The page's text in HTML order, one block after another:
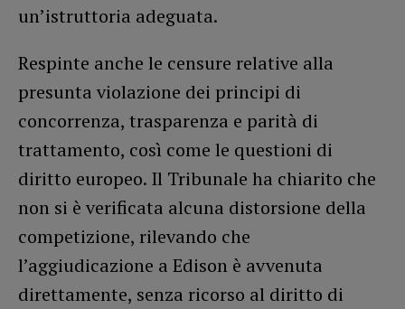
un’istruttoria adeguata.
Respinte anche le censure relative alla
presunta violazione dei principi di
concorrenza, trasparenza e parità di
trattamento, così come le questioni di
diritto europeo. Il Tribunale ha chiarito che
non si è verificata alcuna distorsione della
competizione, rilevando che
l’aggiudicazione a Edison è avvenuta
direttamente, senza ricorso al diritto di